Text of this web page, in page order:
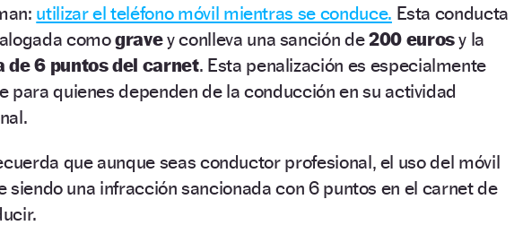
utilizar el teléfono móvil mientras se conduce. Esta conducta
comogravey conlleva una sanción de200 eurosy la
de 6 puntos del carnet. Esta penalización es especialmente
para quienes dependen de la conducción en su actividad
que aunque seas conductor profesional, el uso del móvil
siendo una infracción sancionada con 6 puntos en el carnet de